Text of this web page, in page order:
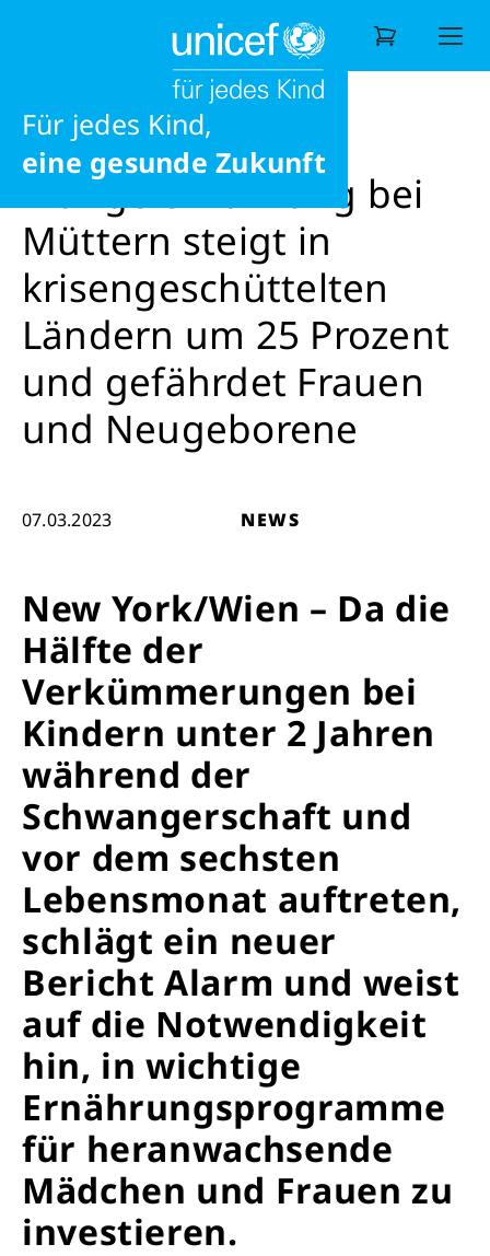
Für jedes Kind,
Ausbildung
Frieden
eine gesunde Zukunft
Wonach suchen Sie?
Mangelernährung bei Müttern steigt
Mangelernährung bei
Müttern steigt in
krisengeschüttelten
Ländern um 25 Prozent
und gefährdet Frauen
und Neugeborene
07.03.2023 NEWS
New York/Wien – Da die
Hälfte der
Verkümmerungen bei
Kindern unter 2 Jahren
während der
Schwangerschaft und
vor dem sechsten
Lebensmonat auftreten,
schlägt ein neuer
Bericht Alarm und weist
auf die Notwendigkeit
hin, in wichtige
Ernährungsprogramme
für heranwachsende
Mädchen und Frauen zu
investieren.